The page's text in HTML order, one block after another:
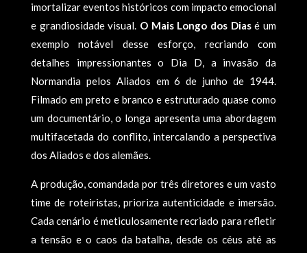
imortalizar eventos históricos com impacto emocional
e grandiosidade visual. O Mais Longo dos Diasé um
exemplo notável desse esforço, recriando com
detalhes impressionantes o Dia D, a invasão da
Normandia pelos Aliados em 6 de junho de 1944.
Filmado em preto e branco e estruturado quase como
um documentário, o longa apresenta uma abordagem
multifacetada do conflito, intercalando a perspectiva
dos Aliados e dos alemães.
A produção, comandada por três diretores e um vasto
time de roteiristas, prioriza autenticidade e imersão.
Cada cenário é meticulosamente recriado para refletir
a tensão e o caos da batalha, desde os céus até as